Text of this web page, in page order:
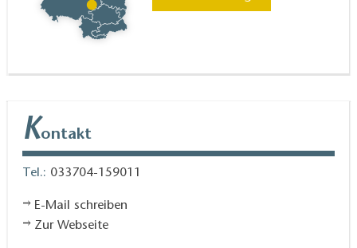
Baruth/Mark verkostet und erworben werden.
Regelmäßig bietet Familie Heilmann Wild aus
Kontakt
Tel.: 033704-159011
E-Mail schreiben
Zur Webseite